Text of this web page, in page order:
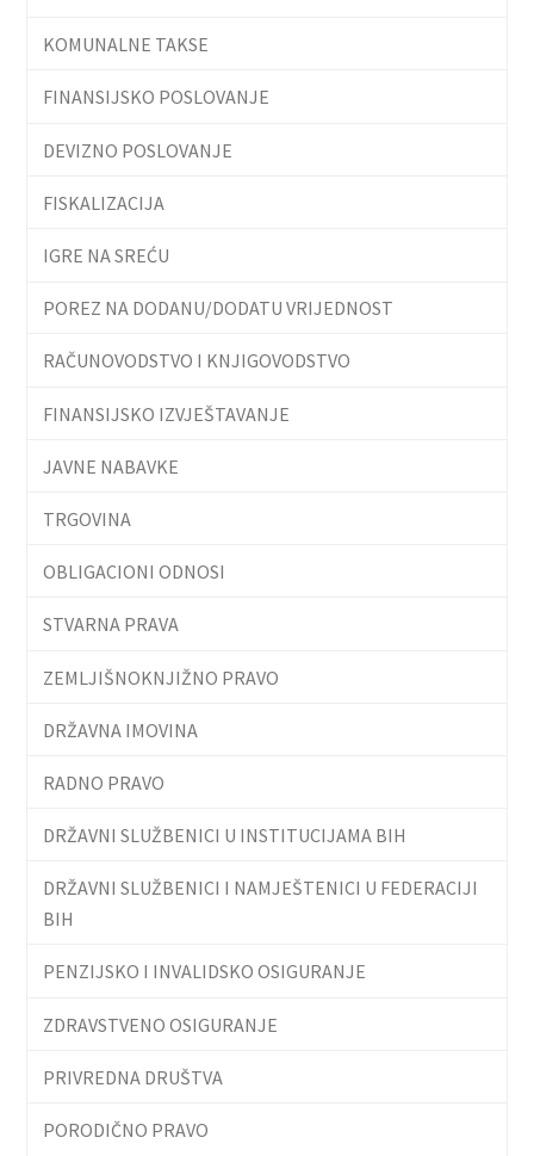
KOMUNALNE TAKSE
FINANSIJSKO POSLOVANJE
DEVIZNO POSLOVANJE
FISKALIZACIJA
IGRE NA SREĆU
POREZ NA DODANU/DODATU VRIJEDNOST
RAČUNOVODSTVO I KNJIGOVODSTVO
FINANSIJSKO IZVJEŠTAVANJE
JAVNE NABAVKE
TRGOVINA
OBLIGACIONI ODNOSI
STVARNA PRAVA
ZEMLJIŠNOKNJIŽNO PRAVO
DRŽAVNA IMOVINA
RADNO PRAVO
DRŽAVNI SLUŽBENICI U INSTITUCIJAMA BIH
DRŽAVNI SLUŽBENICI I NAMJEŠTENICI U FEDERACIJI
BIH
PENZIJSKO I INVALIDSKO OSIGURANJE
ZDRAVSTVENO OSIGURANJE
PRIVREDNA DRUŠTVA
PORODIČNO PRAVO